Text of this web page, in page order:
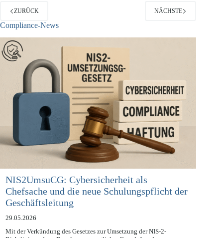
ZURÜCK
Compliance-News
NIS2UmsuCG: Cybersicherheit als
Chefsache und die neue Schulungspflicht der
Geschäftsleitung
29.05.2026